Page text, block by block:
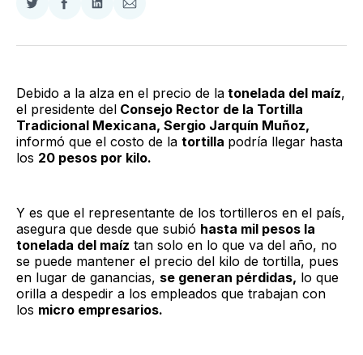
Compartir
Twitter
Compartir
Facebook
Compartir
LinkedIn
Compartir
Email
Debido a la alza en el precio de la tonelada del maíz,
el presidente del Consejo Rector de la Tortilla
Tradicional Mexicana, Sergio Jarquín Muñoz,
informó que el costo de la tortilla podría llegar hasta
los 20 pesos por kilo.
Y es que el representante de los tortilleros en el país,
asegura que desde que subió hasta mil pesos la
tonelada del maíz tan solo en lo que va del año, no
se puede mantener el precio del kilo de tortilla, pues
en lugar de ganancias, se generan pérdidas, lo que
orilla a despedir a los empleados que trabajan con
los micro empresarios.